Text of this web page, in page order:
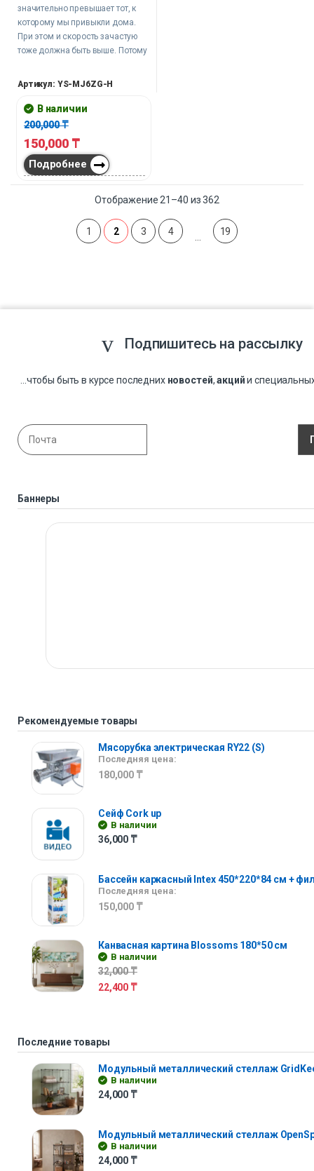
значительно превышает тот, к
которому мы привыкли дома.
При этом и скорость зачастую
тоже должна быть выше. Потому
аппараты. В том числе паровые
шкафы.
Артикул: YS-MJ6ZG-H
В наличии
200,000₸
150,000 ₸
Подробнее
Отображение 21–40 из 362
1 2 3 4 19
Подпишитесь на рассылку
...чтобы быть в курсе последних новостей,акцийи
Баннеры
Рекомендуемые товары
Мясорубка электрическая RY22 (S)
Последняя цена:
180,000 ₸
Сейф Cork up
В наличии
36,000 ₸
Бассейн каркасный Intex 450*220*84 см +
Последняя цена:
150,000 ₸
Канвасная картина Blossoms 180*50 см
В наличии
32,000₸
22,400 ₸
Последние товары
Модульный металлический стеллаж
В наличии
24,000 ₸
Модульный металлический стеллаж
В наличии
24,000 ₸